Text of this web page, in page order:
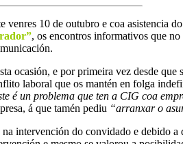
venres 10 de outubro e coa asistencia
, os encontros informativos que
ocasión, e por primeira vez desde que
laboral que os mantén en folga
é un problema que ten a CIG coa
á que tamén pediu “arranxar o
intervención do convidado e debido a